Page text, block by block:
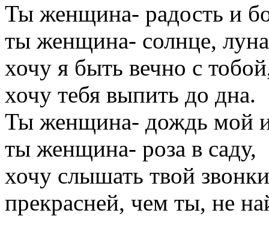
Ты женщина- радость и
ты женщина- солнце,
хочу я быть вечно с
хочу тебя выпить до дна.
Ты женщина- дождь мой и
ты женщина- роза в саду,
хочу слышать твой
прекрасней, чем ты, не